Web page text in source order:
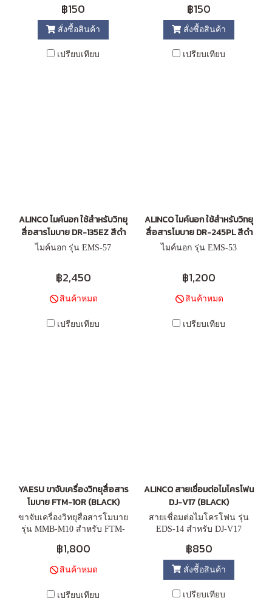
฿150
สั่งซื้อสินค้า
เปรียบเทียบ
฿150
สั่งซื้อสินค้า
เปรียบเทียบ
ALINCO ไมค์นอก ใช้สำหรับวิทยุ
สื่อสารโมบาย DR-135EZ สีดำ
ไมค์นอก รุ่น EMS-57
฿2,450
สินค้าหมด
เปรียบเทียบ
ALINCO ไมค์นอก ใช้สำหรับวิทยุ
สื่อสารโมบาย DR-245PL สีดำ
ไมค์นอก รุ่น EMS-53
฿1,200
สินค้าหมด
เปรียบเทียบ
YAESU ขาจับเครื่องวิทยุสื่อสาร
โมบาย FTM-10R (BLACK)
ขาจับเครื่องวิทยุสื่อสารโมบาย
รุ่น MMB-M10 สำหรับ FTM-
฿1,800
สินค้าหมด
เปรียบเทียบ
ALINCO สายเชื่อมต่อไมโครโฟน
DJ-V17 (BLACK)
สายเชื่อมต่อไมโครโฟน รุ่น
EDS-14 สำหรับ DJ-V17
฿850
สั่งซื้อสินค้า
เปรียบเทียบ